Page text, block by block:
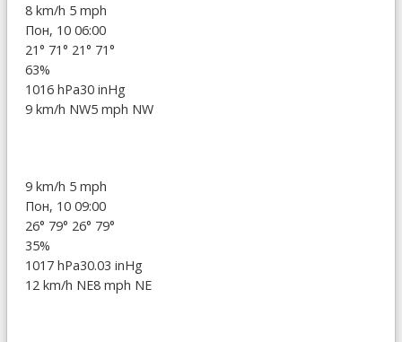
8 km/h 5 mph
Пон, 10 06:00
21° 71° 21° 71°
63%
1016 hPa30 inHg
9 km/h NW5 mph NW
9 km/h 5 mph
Пон, 10 09:00
26° 79° 26° 79°
35%
1017 hPa30.03 inHg
12 km/h NE8 mph NE